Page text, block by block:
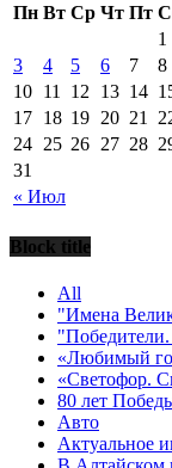
Пн Вт Ср Чт Пт
« Июл
1
3
4 5 6 7 8
10 11 12 13 14
17 18 19 20 21
24 25 26 27 28
31
Block title
All
"Имена
«Любимый
«Светофор.
80 лет
Авто
Актуальное